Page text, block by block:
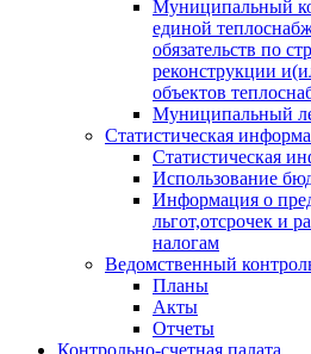
Муниципальный
единой
обязательств по
реконструкции
объектов
Муниципальный
Статистическая
Статистическая
Использование
Информация о
льгот,отсрочек и
налогам
Ведомственный
Планы
Акты
Отчеты